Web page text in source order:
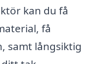
kan du få
få
samt långsiktig